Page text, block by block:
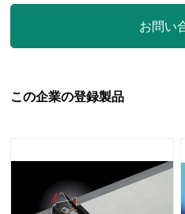
この企業の登録製品